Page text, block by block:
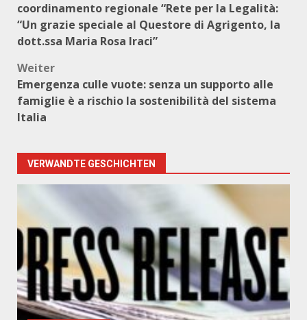
coordinamento regionale “Rete per la Legalità:
“Un grazie speciale al Questore di Agrigento, la
dott.ssa Maria Rosa Iraci”
Weiter
Emergenza culle vuote: senza un supporto alle
famiglie è a rischio la sostenibilità del sistema
Italia
VERWANDTE GESCHICHTEN